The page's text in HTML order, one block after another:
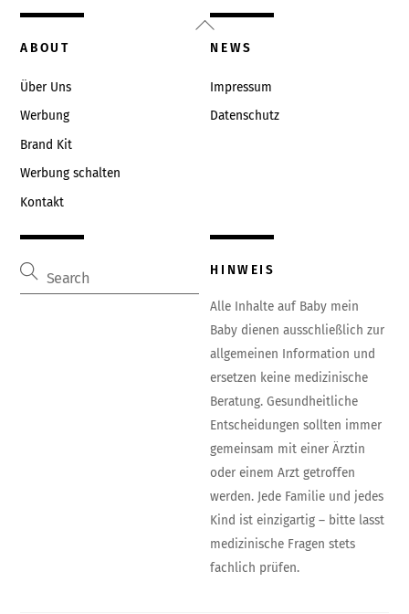
Back
To
ABOUT
Über Uns
Werbung
Brand Kit
Werbung schalten
Kontakt
NEWS
Impressum
Datenschutz
HINWEIS
Alle Inhalte auf Baby mein
Baby dienen ausschließlich zur
allgemeinen Information und
ersetzen keine medizinische
Beratung. Gesundheitliche
Entscheidungen sollten immer
gemeinsam mit einer Ärztin
oder einem Arzt getroffen
werden. Jede Familie und jedes
Kind ist einzigartig – bitte lasst
medizinische Fragen stets
fachlich prüfen.